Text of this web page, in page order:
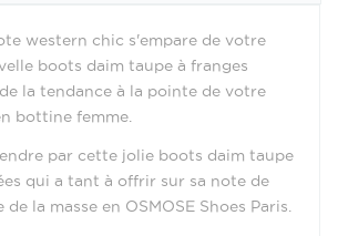
western chic s'empare de votre
boots daim taupe à franges
la tendance à la pointe de votre
bottine femme.
par cette jolie boots daim taupe
qui a tant à offrir sur sa note de
la masse en OSMOSE Shoes Paris.